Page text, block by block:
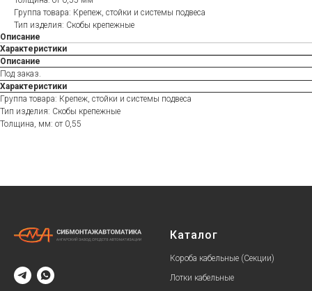
Группа товара: Крепеж, стойки и системы подвеса
Тип изделия: Скобы крепежные
Описание
Характеристики
Описание
Под заказ.
Характеристики
Группа товара: Крепеж, стойки и системы подвеса
Тип изделия: Скобы крепежные
Толщина, мм: от 0,55
Каталог
Короба кабельные (Секции)
Лотки кабельные